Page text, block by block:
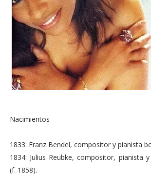
Nacimientos
1833: Franz Bendel, compositor y pianista
1834: Julius Reubke, compositor, pianista
(f. 1858).